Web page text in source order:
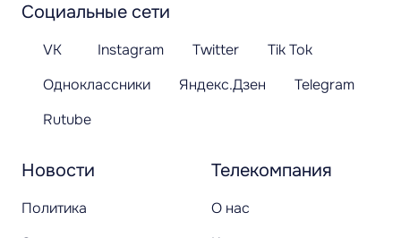
Новости
Политика
Телекомпания
О нас
Социальные сети
VK Instagram Twitter
Tik Tok
Одноклассники
Яндекс.Дзен
Telegram
Rutube